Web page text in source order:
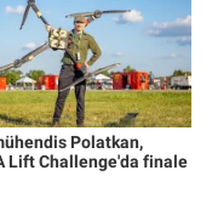
Polatkan,
Lift Challenge'da finale